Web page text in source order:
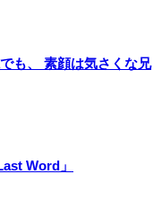
も、 素顔は気さくな兄
Word」